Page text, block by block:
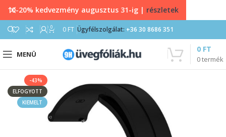
0 0 FT Ügyfélszolgálat: +36 30 8686 351
MENÜ
0termék
0 FT
-43%
ELFOGYOTT
KIEMELT
10-20% kedvezmény augusztus 31-ig | részletek